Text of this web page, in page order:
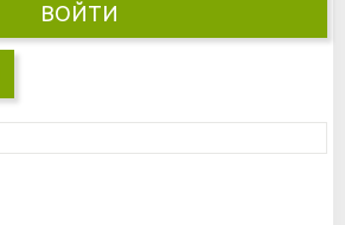
ВОЙТИ